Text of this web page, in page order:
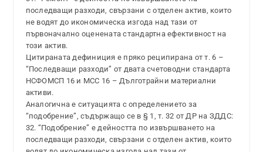
последващи разходи, свързани с отделен актив, които
не водят до икономическа изгода над тази от
първоначално оценената стандартна ефективност на
този актив.
Цитираната дефиниция е пряко реципирана от т. 6 –
“Последващи разходи” от двата счетоводни стандарта
НСФОМСП 16 и МСС 16 – Дълготрайни материални
активи.
Аналогична е ситуацията с определението за
“подобрение”, съдържащо се в § 1, т. 32 от ДР на ЗДДС:
32. “Подобрение” е дейността по извършването на
последващи разходи, свързани с отделен актив, които